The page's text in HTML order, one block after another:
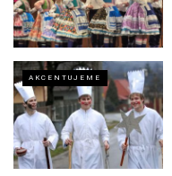
AKCENTUJEME